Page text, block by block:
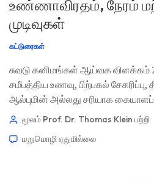
உண்ணாவிரதம், நேரம்
முடிவுகள்
கட்டுரைகள்
சுவடு கனிமங்கள் ஆய்வக விளக்கம்
சமீபத்திய உணவு, பிற்பகல்
ஆல்புமின் அல்லது சரியாக
ஒரு சீரம் ஜிங்க் (zinc) முடிவு
சிகிச்சையை பரிந்துரிப்பதற்கு
பிரச்சினையையும் முன்-பகுப்பாய்வு
மூலம் Prof. Dr. Thomas Klein பற்றி
மறுமொழி ஏதுமில்லை